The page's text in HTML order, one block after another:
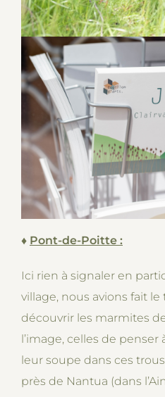
♦ Pont-de-Poitte :
Ici rien à signaler en
village, nous avions fait le
découvrir les marmites
l’image, celles de penser
leur soupe dans ces trous
près de Nantua (dans